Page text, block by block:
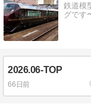
鉄道模
グです
2026.06-TOP
66日前